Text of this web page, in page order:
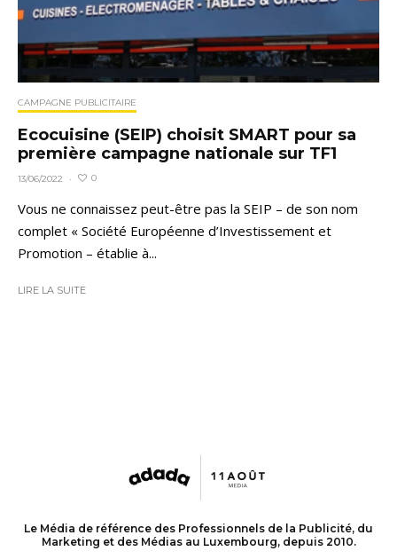
CAMPAGNE PUBLICITAIRE
Ecocuisine (SEIP) choisit SMART pour sa
première campagne nationale sur TF1
13/06/2022 · 0
Vous ne connaissez peut-être pas la SEIP – de son nom
complet « Société Européenne d’Investissement et
Promotion – établie à...
LIRE LA SUITE
Le Média de référence des Professionnels de la Publicité, du
Marketing et des Médias au Luxembourg, depuis 2010.